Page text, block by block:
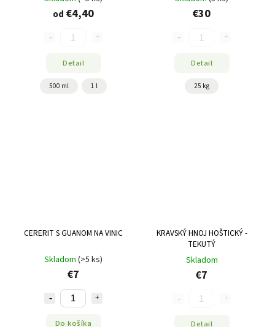
od €4,40
Detail
500 ml 1 l
€30
Detail
25 kg
CERERIT S GUANOM NA VINIC
Skladom (>5 ks)
€7
Do košíka
KRAVSKÝ HNOJ HOŠTICKÝ -
TEKUTÝ
Skladom
€7
Detail